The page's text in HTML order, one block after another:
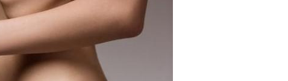
Grossesse et chaleur : ce
que dit la science